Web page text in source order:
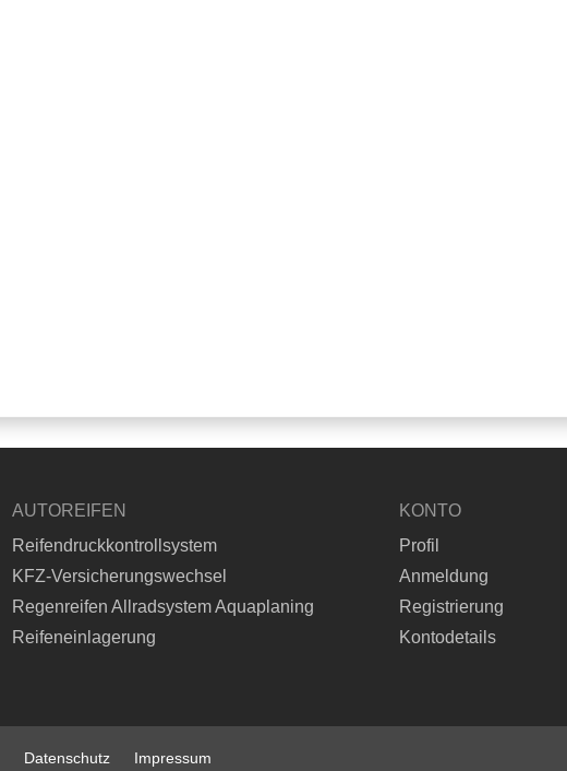
AUTOREIFEN
Reifendruckkontrollsystem
KFZ-Versicherungswechsel
Regenreifen Allradsystem Aquaplaning
Reifeneinlagerung
KONTO
Profil
Anmeldung
Registrierung
Kontodetails
Datenschutz Impressum